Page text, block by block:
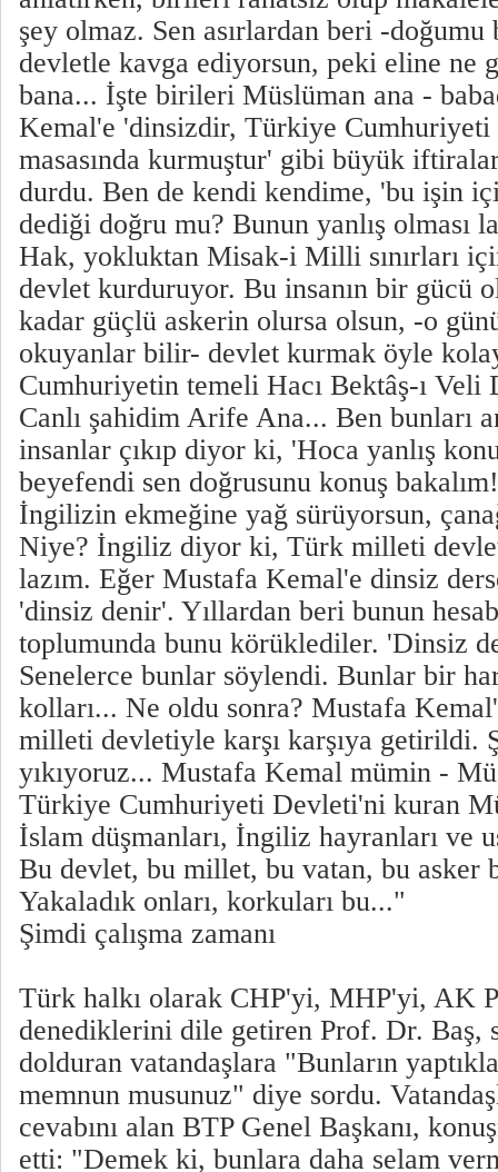
şey olmaz. Sen asırlardan beri -doğumu
devletle kavga ediyorsun, peki eline ne
bana... İşte birileri Müslüman ana -
Kemal'e 'dinsizdir, Türkiye
masasında kurmuştur' gibi büyük
durdu. Ben de kendi kendime, 'bu işin
dediği doğru mu? Bunun yanlış olması
Hak, yokluktan Misak-i Milli sınırları
devlet kurduruyor. Bu insanın bir gücü
kadar güçlü askerin olursa olsun, -o
okuyanlar bilir- devlet kurmak öyle
Cumhuriyetin temeli Hacı Bektâş-ı Veli
Canlı şahidim Arife Ana... Ben bunları
insanlar çıkıp diyor ki, 'Hoca yanlış
beyefendi sen doğrusunu konuş
İngilizin ekmeğine yağ sürüyorsun,
Niye? İngiliz diyor ki, Türk milleti
lazım. Eğer Mustafa Kemal'e dinsiz
'dinsiz denir'. Yıllardan beri bunun
toplumunda bunu körüklediler. 'Dinsiz
Senelerce bunlar söylendi. Bunlar bir
kolları... Ne oldu sonra? Mustafa
milleti devletiyle karşı karşıya getirildi.
yıkıyoruz... Mustafa Kemal mümin -
Türkiye Cumhuriyeti Devleti'ni kuran
İslam düşmanları, İngiliz hayranları ve
Bu devlet, bu millet, bu vatan, bu asker
Yakaladık onları, korkuları bu..."
Şimdi çalışma zamanı
Türk halkı olarak CHP'yi, MHP'yi, AK
denediklerini dile getiren Prof. Dr. Baş,
dolduran vatandaşlara "Bunların
memnun musunuz" diye sordu.
cevabını alan BTP Genel Başkanı,
etti: "Demek ki, bunlara daha selam